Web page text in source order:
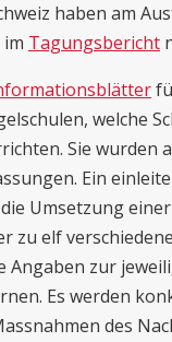
haben am
Tagungsbericht
welche
Sie wurden
Ein
Umsetzung
zu elf
Angaben zur
Es werden
des